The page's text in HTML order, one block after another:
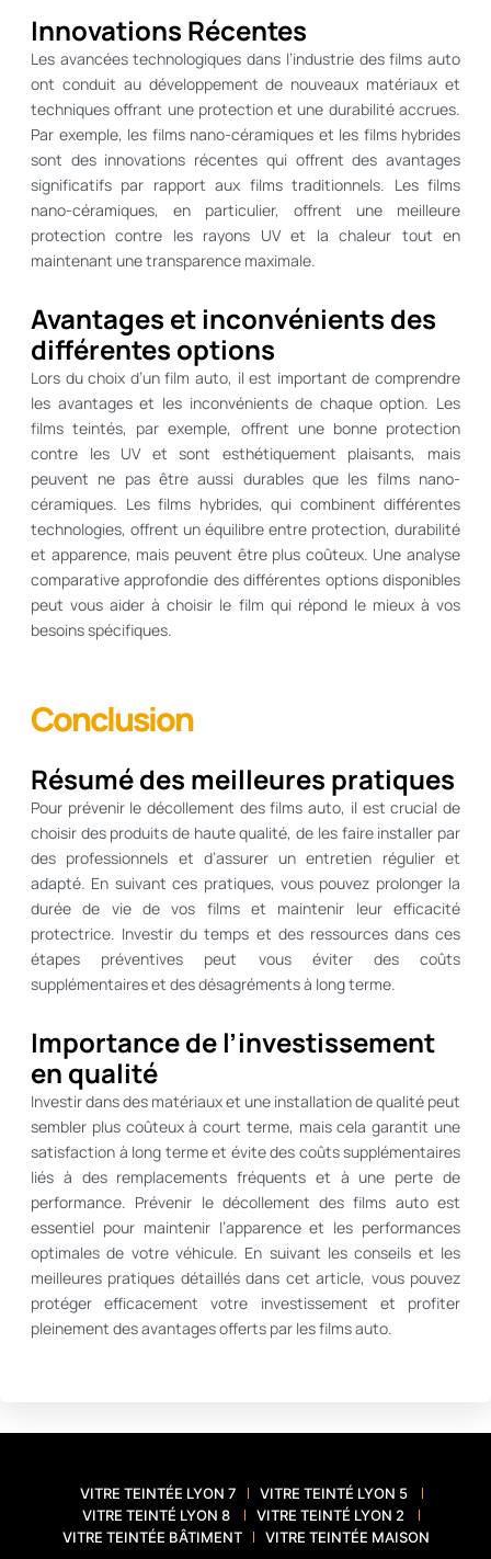
Innovations Récentes
Les avancées technologiques dans l’industrie des films auto
ont conduit au développement de nouveaux matériaux et
techniques offrant une protection et une durabilité accrues.
Par exemple, les films nano-céramiques et les films hybrides
sont des innovations récentes qui offrent des avantages
significatifs par rapport aux films traditionnels. Les films
nano-céramiques, en particulier, offrent une meilleure
protection contre les rayons UV et la chaleur tout en
maintenant une transparence maximale.
Avantages et inconvénients des
différentes options
Lors du choix d’un film auto, il est important de comprendre
les avantages et les inconvénients de chaque option. Les
films teintés, par exemple, offrent une bonne protection
contre les UV et sont esthétiquement plaisants, mais
peuvent ne pas être aussi durables que les films nano-
céramiques. Les films hybrides, qui combinent différentes
technologies, offrent un équilibre entre protection, durabilité
et apparence, mais peuvent être plus coûteux. Une analyse
comparative approfondie des différentes options disponibles
peut vous aider à choisir le film qui répond le mieux à vos
besoins spécifiques.
Conclusion
Résumé des meilleures pratiques
Pour prévenir le décollement des films auto, il est crucial de
choisir des produits de haute qualité, de les faire installer par
des professionnels et d’assurer un entretien régulier et
adapté. En suivant ces pratiques, vous pouvez prolonger la
durée de vie de vos films et maintenir leur efficacité
protectrice. Investir du temps et des ressources dans ces
étapes préventives peut vous éviter des coûts
supplémentaires et des désagréments à long terme.
Importance de l’investissement
en qualité
Investir dans des matériaux et une installation de qualité peut
sembler plus coûteux à court terme, mais cela garantit une
satisfaction à long terme et évite des coûts supplémentaires
liés à des remplacements fréquents et à une perte de
performance. Prévenir le décollement des films auto est
essentiel pour maintenir l’apparence et les performances
optimales de votre véhicule. En suivant les conseils et les
meilleures pratiques détaillés dans cet article, vous pouvez
protéger efficacement votre investissement et profiter
pleinement des avantages offerts par les films auto.
VITRE TEINTÉE LYON 7
VITRE TEINTÉ LYON 5
VITRE TEINTÉ LYON 8
VITRE TEINTÉ LYON 2
VITRE TEINTÉE BÂTIMENT
VITRE TEINTÉE MAISON